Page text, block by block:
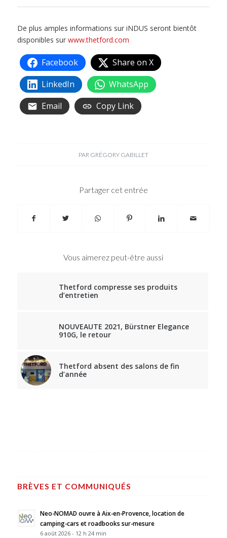
De plus amples informations sur iNDUS seront bientôt
disponibles sur www.thetford.com
Facebook
Share on X
LinkedIn
WhatsApp
Email
Copy Link
PAR GRÉGORY GABILLET
Partager cet entrée
Vous aimerez peut-être aussi
Thetford compresse ses produits
d’entretien
NOUVEAUTE 2021, Bürstner Elegance
910G, le retour
Thetford absent des salons de fin
d’année
BRÈVES ET COMMUNIQUÉS
Neo-NOMAD ouvre à Aix-en-Provence, location de
camping-cars et roadbooks sur-mesure
6 août 2026 - 12 h 24 min